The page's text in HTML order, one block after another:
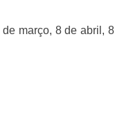
março, 8 de abril, 8